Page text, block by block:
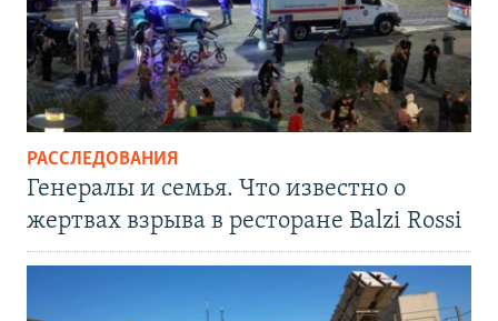
РАССЛЕДОВАНИЯ
Генералы и семья. Что известно о
жертвах взрыва в ресторане Balzi Rossi